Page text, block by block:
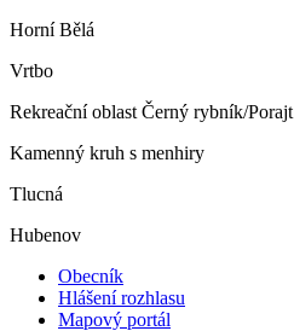
Horní Bělá
Vrtbo
Rekreační oblast Černý rybník/Porajt
Kamenný kruh s menhiry
Tlucná
Hubenov
Obecník
Hlášení rozhlasu
Mapový portál